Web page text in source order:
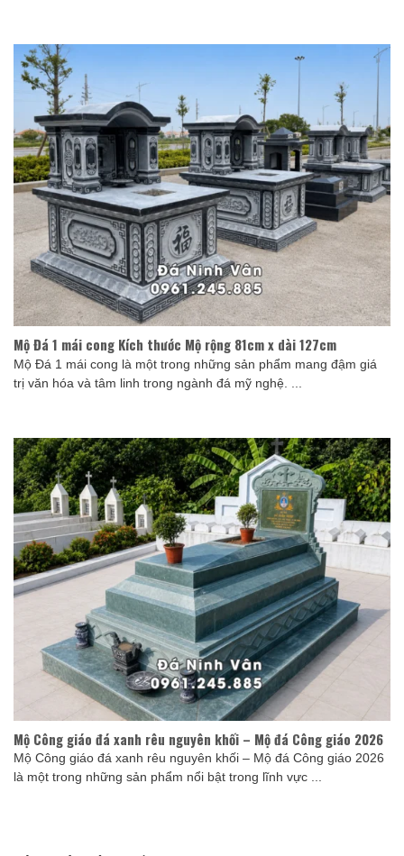
Mộ Đá 1 mái cong Kích thước Mộ rộng 81cm x dài 127cm
Mộ Đá 1 mái cong là một trong những sản phẩm mang đậm giá
trị văn hóa và tâm linh trong ngành đá mỹ nghệ. ...
Mộ Công giáo đá xanh rêu nguyên khối – Mộ đá Công giáo 2026
Mộ Công giáo đá xanh rêu nguyên khối – Mộ đá Công giáo 2026
là một trong những sản phẩm nổi bật trong lĩnh vực ...